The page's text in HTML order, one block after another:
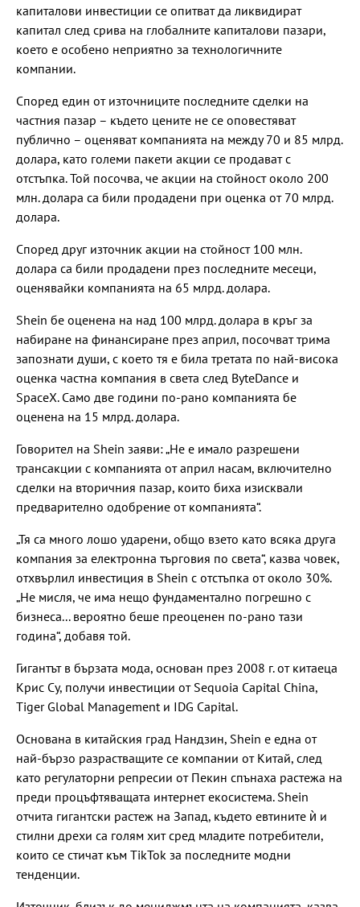
капиталови инвестиции се опитват да ликвидират
капитал след срива на глобалните капиталови пазари,
което е особено неприятно за технологичните
компании.
Според един от източниците последните сделки на
частния пазар – където цените не се оповестяват
публично – оценяват компанията на между 70 и 85 млрд.
долара, като големи пакети акции се продават с
отстъпка. Той посочва, че акции на стойност около 200
млн. долара са били продадени при оценка от 70 млрд.
долара.
Според друг източник акции на стойност 100 млн.
долара са били продадени през последните месеци,
оценявайки компанията на 65 млрд. долара.
Shein бе оценена на над 100 млрд. долара в кръг за
набиране на финансиране през април, посочват трима
запознати души, с което тя е била третата по най-висока
оценка частна компания в света след ByteDance и
SpaceX. Само две години по-рано компанията бе
оценена на 15 млрд. долара.
Говорител на Shein заяви: „Не е имало разрешени
трансакции с компанията от април насам, включително
сделки на вторичния пазар, които биха изисквали
предварително одобрение от компанията“.
„Тя са много лошо ударени, общо взето като всяка друга
компания за електронна търговия по света“, казва човек,
отхвърлил инвестиция в Shein с отстъпка от около 30%.
„Не мисля, че има нещо фундаментално погрешно с
бизнеса... вероятно беше преоценен по-рано тази
година“, добавя той.
Гигантът в бързата мода, основан през 2008 г. от китаеца
Крис Су, получи инвестиции от Sequoia Capital China,
Tiger Global Management и IDG Capital.
Основана в китайския град Нандзин, Shein е една от
най-бързо разрастващите се компании от Китай, след
като регулаторни репресии от Пекин спънаха растежа на
преди процъфтяващата интернет екосистема. Shein
отчита гигантски растеж на Запад, където евтините ѝ и
стилни дрехи са голям хит сред младите потребители,
които се стичат към TikTok за последните модни
тенденции.